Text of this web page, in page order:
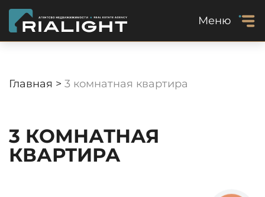
Меню
Главная > 3 комнатная квартира
3 КОМНАТНАЯ
КВАРТИРА